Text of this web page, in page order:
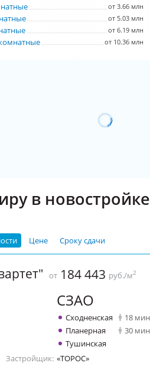
от 3.66 млн
от 5.03 млн
от 6.19 млн
от 10.36 млн
в
Цене Сроку сдачи
от 184 443 руб./м2
СЗАО
Сходненская
18 мин
Планерная
30 мин
Тушинская
Застройщик: «ТОРОС»